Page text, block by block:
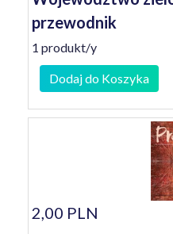
przewodnik
1 produkt/y
Dodaj do Koszyka
2,00 PLN